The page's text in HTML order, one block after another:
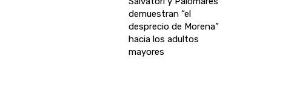
demuestran “el
desprecio de Morena”
hacia los adultos
mayores